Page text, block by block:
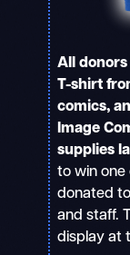
All
T-shirt
comics,
Image
supplies
to win one
donated
and staff.
display at